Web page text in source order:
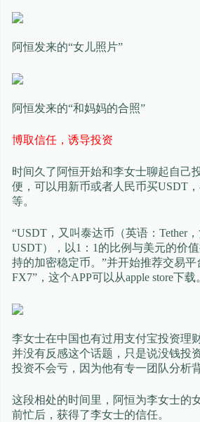
阿恒发来的“女儿照片”
阿恒发来的“和妈妈的合照”
博取信任，诱导投资
时间久了阿恒开始和李女士聊起自己
便，可以用新币或者人民币买USDT
等。
“USDT，又叫泰达币（英语：Tether
USDT），以1：1的比例与美元的价
持的加密稳定币。”并开始推荐交易平
FX7”，这个APP可以从apple store下载
李女士在中国也有过用支付宝投资理
并没有反感这个话题，只是说没钱投
投资不会亏，因为他有专一团队分析
这段相处的时间里，阿恒为李女士的
前忙后，获得了李女士的信任。